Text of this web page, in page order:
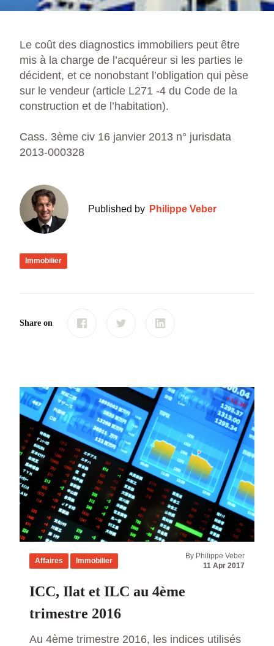
Le coût des diagnostics immobiliers peut être
mis à la charge de l’acquéreur si les parties le
décident, et ce nonobstant l’obligation qui pèse
sur le vendeur (article L271 -4 du Code de la
construction et de l’habitation).
Cass. 3ème civ 16 janvier 2013 n° jurisdata
2013-000328
Published by Philippe Veber
Immobilier
Share on
Affaires Immobilier
By Philippe Veber
11 Apr 2017
ICC, Ilat et ILC au 4ème
trimestre 2016
Au 4ème trimestre 2016, les indices utilisés